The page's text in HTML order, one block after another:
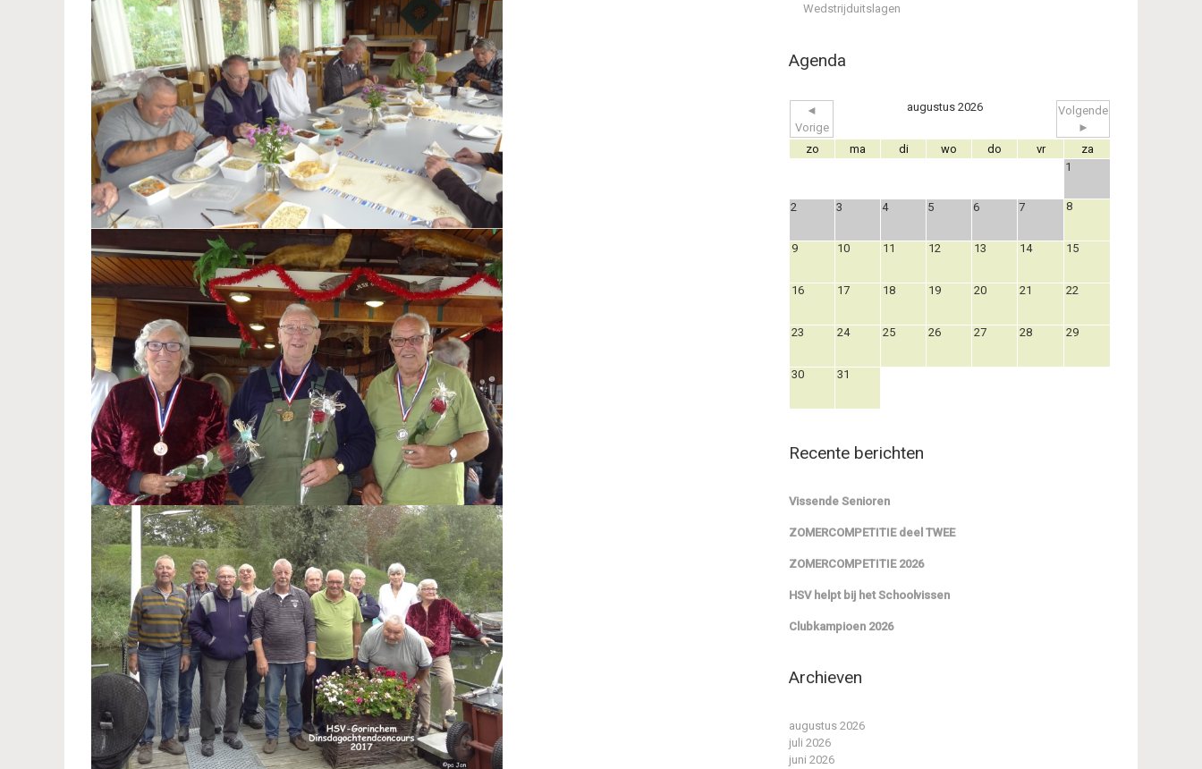
Wedstrijduitslagen
Agenda
◄
Vorige
augustus 2026
Volgende
►
zo
ma di wo do vr
za
1
2 3 4 5 6 7 8
9 10 11 12 13 14 15
16 17 18 19 20 21 22
23 24 25 26 27 28 29
30 31
Recente berichten
Vissende Senioren
ZOMERCOMPETITIE deel TWEE
ZOMERCOMPETITIE 2026
HSV helpt bij het Schoolvissen
Clubkampioen 2026
Archieven
augustus 2026
juli 2026
juni 2026